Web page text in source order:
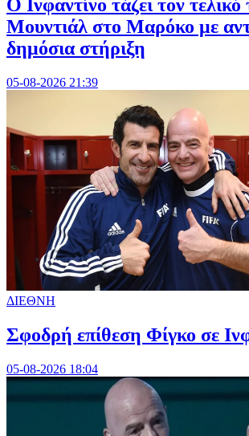
Ο Ινφαντίνο τάζει τον τελικό
Μουντιάλ στο Μαρόκο με
δημόσια στήριξη
05-08-2026 21:39
ΔΙΕΘΝΗ
Σφοδρή επίθεση Φίγκο σε
05-08-2026 18:04